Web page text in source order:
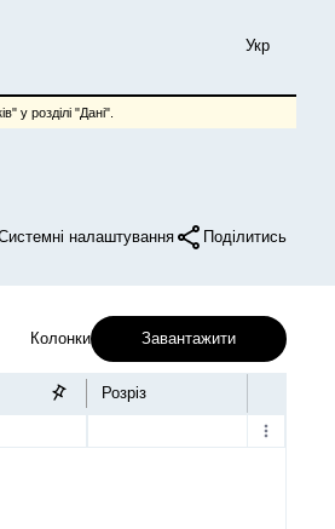
Укр
у розділі "Дані".
налаштування Поділитись
Колонки Завантажити
Розріз